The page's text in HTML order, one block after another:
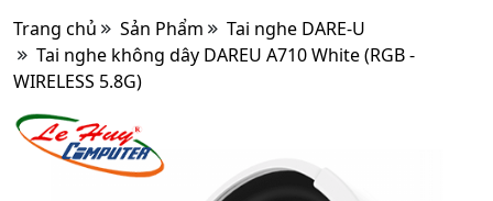
Trang chủ Sản Phẩm
Tai nghe DARE-U
Tai nghe không dây DAREU A710 White (RGB -
WIRELESS 5.8G)